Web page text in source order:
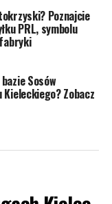
Poznajcie
PRL, symbolu
Sosów
Kieleckiego? Zobacz